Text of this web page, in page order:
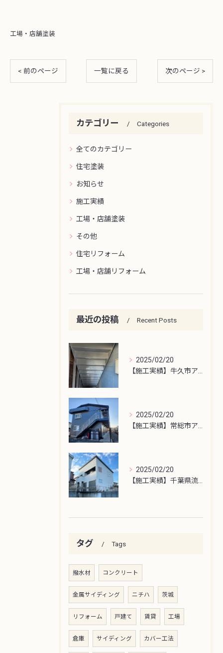
工場・店舗塗装
< 前のページ 一覧に戻る 次のページ >
カテゴリー Categories
全てのカテゴリー
住宅塗装
お知らせ
施工実績
工場・店舗塗装
その他
住宅リフォーム
工場・店舗リフォーム
最近の投稿 Recent Posts
2025/02/20
【施工実績】牛久市アパート鉄骨階段塗装
2025/02/20
【施工実績】常総市アパート屋根・外壁塗装工事
2025/02/20
【施工実績】千葉県流山市外壁塗装工事
タグ Tags
撥水材 コンクリート
金属サイディング ニチハ 茨城
リフォーム 戸建て 賃貸 工場
倉庫 サイディング カバー工法